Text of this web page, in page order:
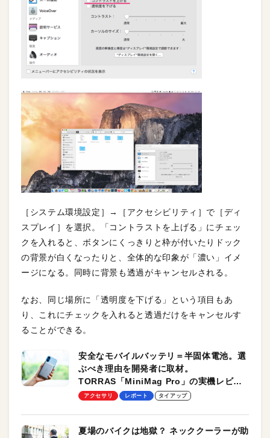
［システム環境設定］→［アクセシビリティ］で［ディ
スプレイ］を選択。「コントラストを上げる」にチェッ
クを入れると、ボタンにくっきりと枠が付いたりドック
の背景が白くなったりと、全体的な印象が「濃い」イメ
ージになる。同時に背景も透過がキャンセルされる。
なお、同じ場所に「透明度を下げる」という項目もあ
り、これにチェックを入れると透過だけをキャンセルす
ることができる。
安全なモバイルバッテリ＝半固体電池。選
ぶべき理由を開発者に取材。
TORRAS「MiniMag Pro」の実機レビュ
ーも
アクセサリ レポート タイアップ
夏場のバイクは地獄？ ネッククーラーが助